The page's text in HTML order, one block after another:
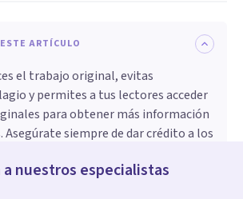
ARTÍCULO
el trabajo original, evitas
y permites a tus lectores acceder
para obtener más información
Asegúrate siempre de dar crédito a los
forma adecuada.
Castro. (2017, febrero 3).90 frases de
dieron mucho que hablar
nuestros especialistas